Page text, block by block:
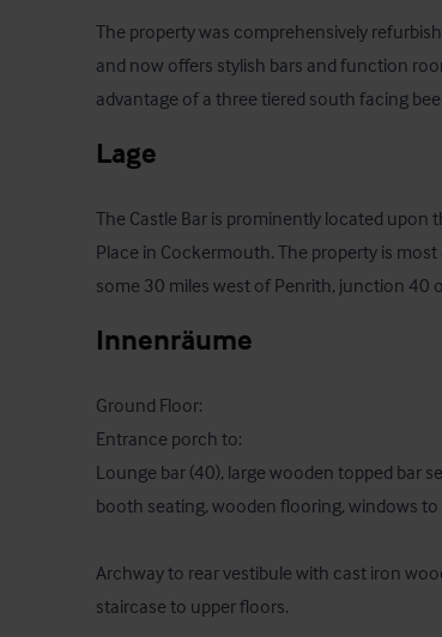
The property was comprehensively
and now offers stylish bars and function
advantage of a three tiered south facing
Lage
The Castle Bar is prominently located
Place in Cockermouth. The property is
some 30 miles west of Penrith, junction 40
Innenräume
Ground Floor:
Entrance porch to:
Lounge bar (40), large wooden topped bar
booth seating, wooden flooring, windows
Archway to rear vestibule with cast iron
staircase to upper floors.